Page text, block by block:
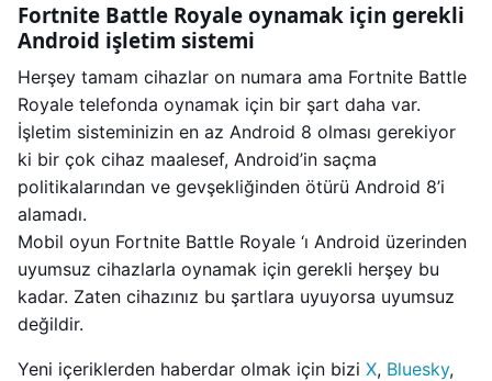
Fortnite Battle Royale oynamak için gerekli
Android işletim sistemi
Herşey tamam cihazlar on numara ama Fortnite Battle
Royale telefonda oynamak için bir şart daha var.
İşletim sisteminizin en az Android 8 olması gerekiyor
ki bir çok cihaz maalesef, Android’in saçma
politikalarından ve gevşekliğinden ötürü Android 8’i
alamadı.
Mobil oyun Fortnite Battle Royale ‘ı Android üzerinden
uyumsuz cihazlarla oynamak için gerekli herşey bu
kadar. Zaten cihazınız bu şartlara uyuyorsa uyumsuz
değildir.
Yeni içeriklerden haberdar olmak için bizi X, Bluesky,